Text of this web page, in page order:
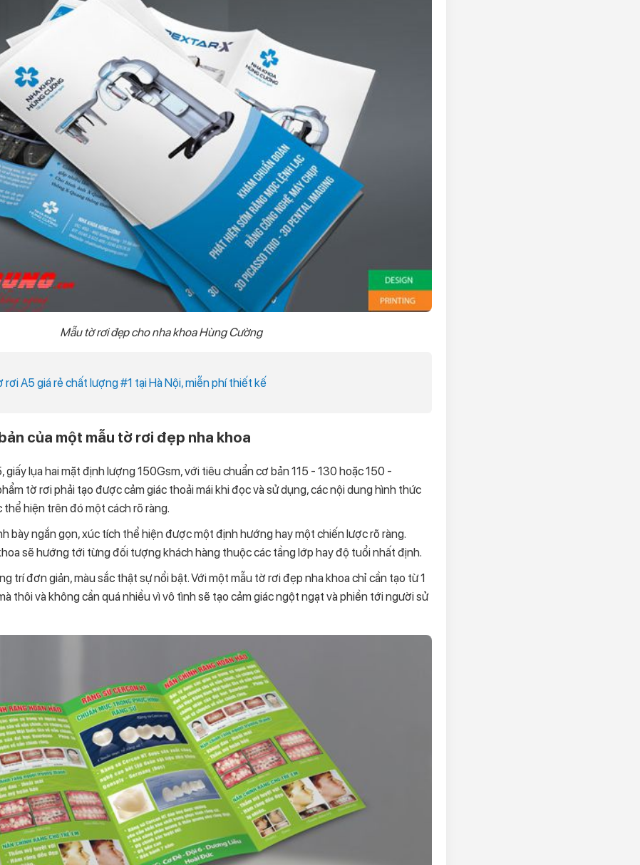
Mẫu tờ rơi đẹp cho nha khoa Hùng Cường
rơi A5 giá rẻ chất lượng #1 tại Hà Nội, miễn phí thiết kế
của một mẫu tờ rơi đẹp nha khoa
giấy lụa hai mặt định lượng 150Gsm, với tiêu chuẩn cơ bản 115 - 130 hoặc 150 -
tờ rơi phải tạo được cảm giác thoải mái khi đọc và sử dụng, các nội dung hình thức
hiện trên đó một cách rõ ràng.
bày ngắn gọn, xúc tích thể hiện được một định hướng hay một chiến lược rõ ràng.
sẽ hướng tới từng đối tượng khách hàng thuộc các tầng lớp hay độ tuổi nhất định.
trí đơn giản, màu sắc thật sự nổi bật. Với một mẫu tờ rơi đẹp nha khoa chỉ cần tạo từ 1
thôi và không cần quá nhiều vì vô tình sẽ tạo cảm giác ngột ngạt và phiền tới người sử